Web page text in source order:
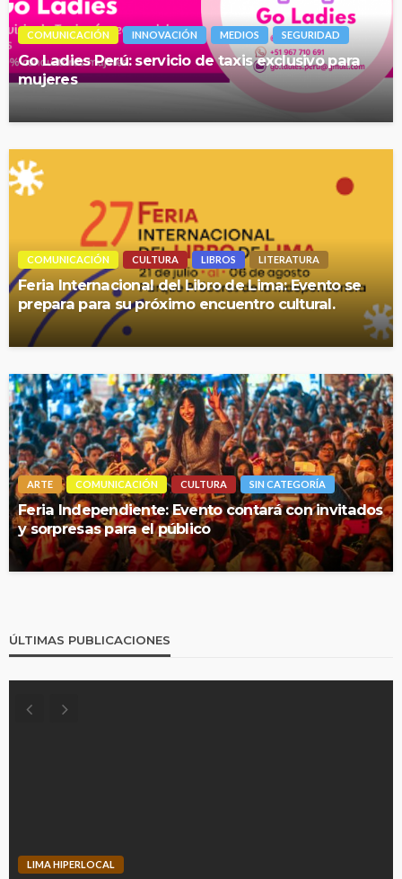
COMUNICACIÓN INNOVACIÓN MEDIOS SEGURIDAD
Go Ladies Perú: servicio de taxis exclusivo para
mujeres
COMUNICACIÓN CULTURA LIBROS LITERATURA
Feria Internacional del Libro de Lima: Evento se
prepara para su próximo encuentro cultural.
ARTE COMUNICACIÓN CULTURA SIN CATEGORÍA
Feria Independiente: Evento contará con invitados
y sorpresas para el público
ÚLTIMAS PUBLICACIONES
LIMA HIPERLOCAL